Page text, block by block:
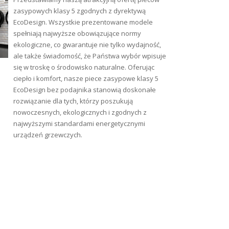
zasypowych klasy 5 zgodnych z dyrektywą
EcoDesign. Wszystkie prezentowane modele
spełniają najwyższe obowiązujące normy
ekologiczne, co gwarantuje nie tylko wydajność,
ale także świadomość, że Państwa wybór wpisuje
się w troskę o środowisko naturalne. Oferując
ciepło i komfort, nasze piece zasypowe klasy 5
EcoDesign bez podajnika stanowią doskonałe
rozwiązanie dla tych, którzy poszukują
nowoczesnych, ekologicznych i zgodnych z
najwyższymi standardami energetycznymi
urządzeń grzewczych.